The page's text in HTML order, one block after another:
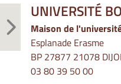
UNIVERSITÉ
Maison de
Esplanade Erasme
BP 27877 21078
03 80 39 50 00